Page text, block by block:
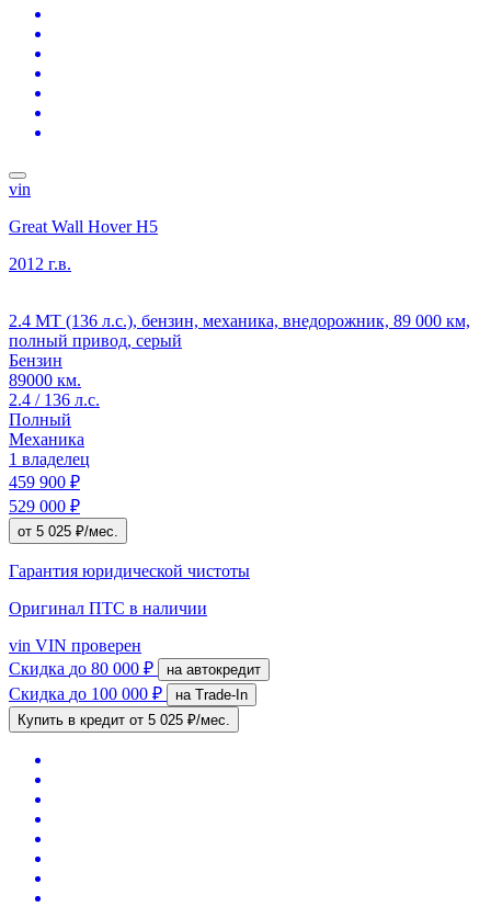
vin
Great Wall Hover H5
2012 г.в.
2.4 MT (136 л.с.), бензин, механика, внедорожник, 89 000 км,
полный привод, серый
Бензин
89000 км.
2.4 / 136 л.с.
Полный
Механика
1 владелец
459 900 ₽
529 000 ₽
от 5 025 ₽/мес.
Гарантия юридической чистоты
Оригинал ПТС в наличии
vin VIN проверен
Скидка до 80 000 ₽ на автокредит
Скидка до 100 000 ₽
на Trade-In
Купить в кредит от 5 025 ₽/мес.